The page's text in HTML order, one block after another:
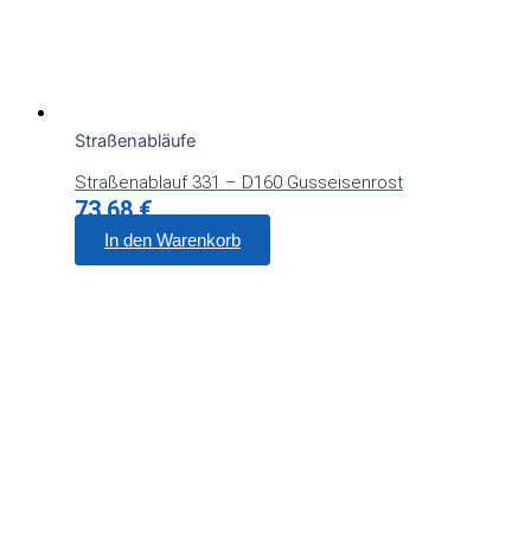
Straßenabläufe
Straßenablauf 331 – D160 Gusseisenrost
73,68€
In den Warenkorb